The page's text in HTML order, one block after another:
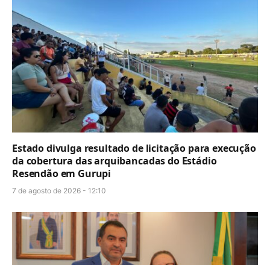
Estado divulga resultado de licitação para execução
da cobertura das arquibancadas do Estádio
Resendão em Gurupi
7 de agosto de 2026 - 12:10